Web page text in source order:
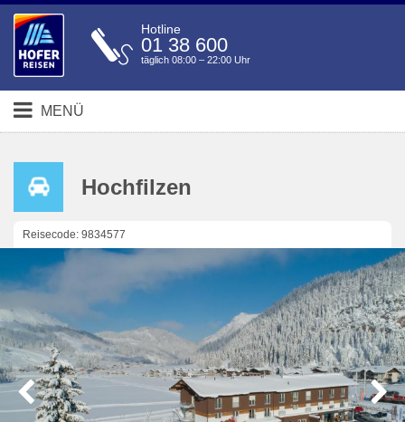
Hotline
01 38 600
täglich 08:00 – 22:00 Uhr
MENÜ
Hochfilzen
Reisecode: 9834577